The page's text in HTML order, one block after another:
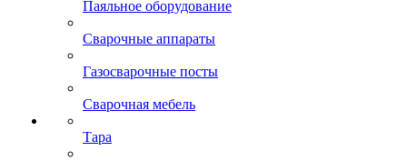
Паяльное оборудование
Сварочные аппараты
Газосварочные посты
Сварочная мебель
Тара